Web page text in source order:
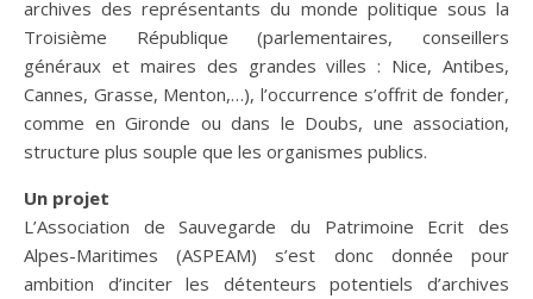
archives des représentants du monde politique sous la
Troisième République (parlementaires, conseillers
généraux et maires des grandes villes : Nice, Antibes,
Cannes, Grasse, Menton,…), l’occurrence s’offrit de fonder,
comme en Gironde ou dans le Doubs, une association,
structure plus souple que les organismes publics.
Un projet
L’Association de Sauvegarde du Patrimoine Ecrit des
Alpes-Maritimes (ASPEAM) s’est donc donnée pour
ambition d’inciter les détenteurs potentiels d’archives